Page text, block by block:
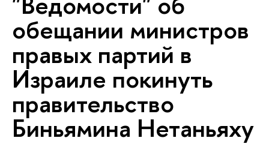
обещании министров
правых партий в
Израиле покинуть
правительство
Биньямина Нетаньяху